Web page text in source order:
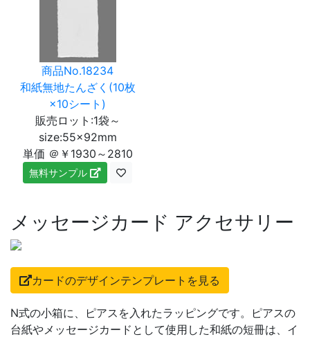
商品No.18234
和紙無地たんざく(10枚
×10シート)
販売ロット:1袋～
size:55×92mm
単価 ＠￥1930～2810
無料サンプル
メッセージカード アクセサリー
カードのデザインテンプレートを見る
N式の小箱に、ピアスを入れたラッピングです。ピアスの
台紙やメッセージカードとして使用した和紙の短冊は、イ